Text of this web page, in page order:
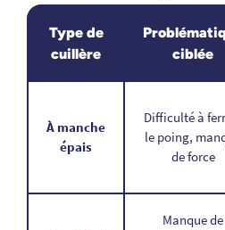
Type de
cuillère
ciblée
À manche
épais
Difficulté à
le poing,
de force
Manque de